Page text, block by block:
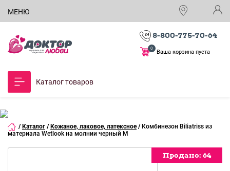
МЕНЮ
8-800-775-70-64
Ваша корзина пуста
0
Каталог товаров
/ Каталог / Кожаное, лаковое, латексное / Комбинезон Biliatriss из
материала Wetlook на молнии черный M
Продано: 64
Продано: 64